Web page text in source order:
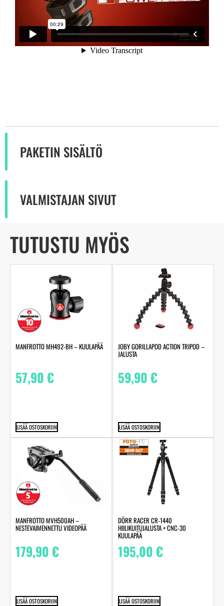
PAKETIN SISÄLTÖ
VALMISTAJAN SIVUT
TUTUSTU MYÖS
MANFROTTO MH492-BH – KUULAPÄÄ
57,90€
LISÄÄ OSTOSKORIIN
JOBY GORILLAPOD ACTION TRIPOD –
JALUSTA
59,90€
LISÄÄ OSTOSKORIIN
MANFROTTO MVH500AH –
NESTEVAIMENNETTU VIDEOPÄÄ
179,90€
LISÄÄ OSTOSKORIIN
DÖRR RACER CR-1440
HIILIKUITUJALUSTA + CNC-30
KUULAPÄÄ
195,00€
LISÄÄ OSTOSKORIIN